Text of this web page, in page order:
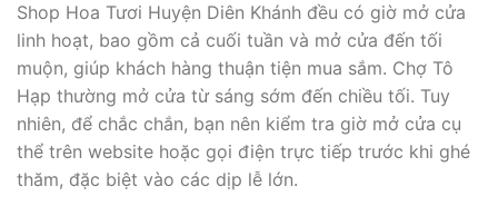
Shop Hoa Tươi Huyện Diên Khánh đều có giờ mở cửa
linh hoạt, bao gồm cả cuối tuần và mở cửa đến tối
muộn, giúp khách hàng thuận tiện mua sắm. Chợ Tô
Hạp thường mở cửa từ sáng sớm đến chiều tối. Tuy
nhiên, để chắc chắn, bạn nên kiểm tra giờ mở cửa cụ
thể trên website hoặc gọi điện trực tiếp trước khi ghé
thăm, đặc biệt vào các dịp lễ lớn.